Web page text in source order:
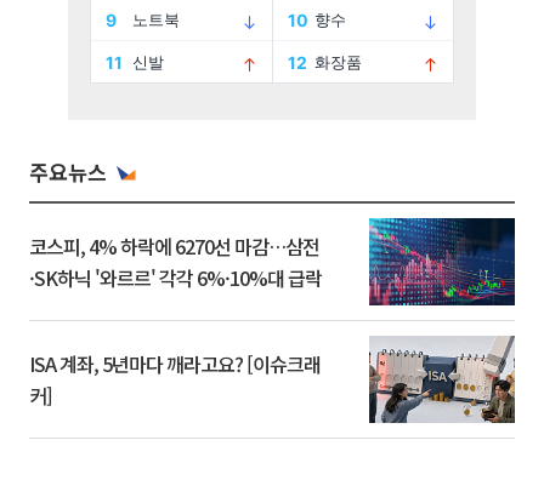
주요뉴스
코스피, 4% 하락에 6270선 마감…삼전
·SK하닉 '와르르' 각각 6%·10%대 급락
ISA 계좌, 5년마다 깨라고요? [이슈크래
커]